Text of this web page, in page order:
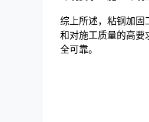
综上所述，粘钢加固
和对施工质量的高要
全可靠。